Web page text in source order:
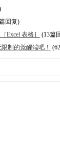
回复)
Excel 表格］
(13篇
制的觉醒端吧！